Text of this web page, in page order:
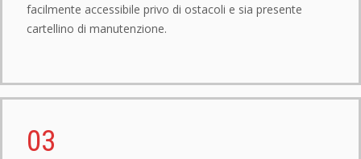
facilmente accessibile privo di ostacoli e sia presente
cartellino di manutenzione.
03